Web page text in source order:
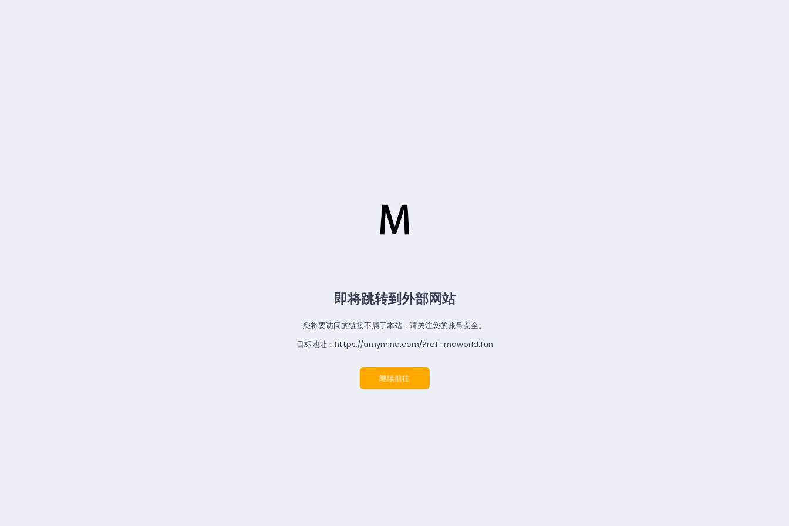
即将跳转到外部网站
您将要访问的链接不属于本站，请关注您的账号安全。
目标地址：https://amymind.com/?ref=maworld.fun
继续前往